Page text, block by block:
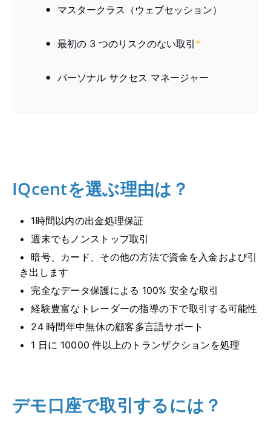
マスタークラス（ウェブセッション）
最初の 3 つのリスクのない取引 *
パーソナル サクセス マネージャー
IQcentを選ぶ理由は？
1時間以内の出金処理保証
週末でもノンストップ取引
暗号、カード、その他の方法で資金を入金および引
き出します
完全なデータ保護による 100% 安全な取引
経験豊富なトレーダーの指導の下で取引する可能性
24 時間年中無休の顧客多言語サポート
1 日に 10000 件以上のトランザクションを処理
デモ口座で取引するには？